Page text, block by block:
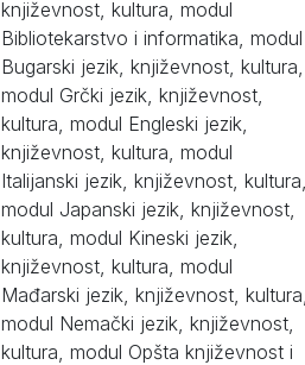
književnost, kultura, modul
Bibliotekarstvo i informatika, modul
Bugarski jezik, književnost, kultura,
modul Grčki jezik, književnost,
kultura, modul Engleski jezik,
književnost, kultura, modul
Italijanski jezik, književnost,
modul Japanski jezik, književnost,
kultura, modul Kineski jezik,
književnost, kultura, modul
Mađarski jezik, književnost,
modul Nemački jezik, književnost,
kultura, modul Opšta književnost i